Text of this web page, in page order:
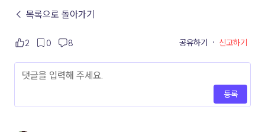
← 목록으로 돌아가기
2 0 8 공유하기 · 신고하기
등록